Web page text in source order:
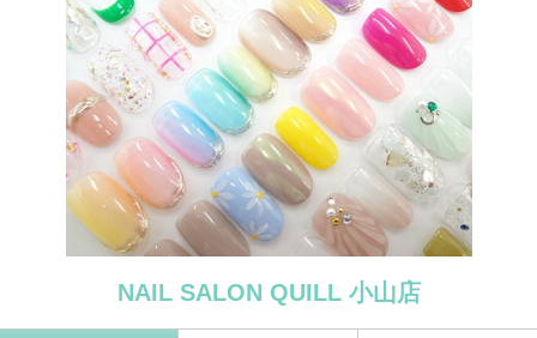
NAIL SALON QUILL 小山店